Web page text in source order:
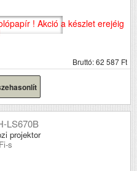
! Akció a készlet erejéig
Bruttó: 62 587 Ft
LS670B
projektor
s